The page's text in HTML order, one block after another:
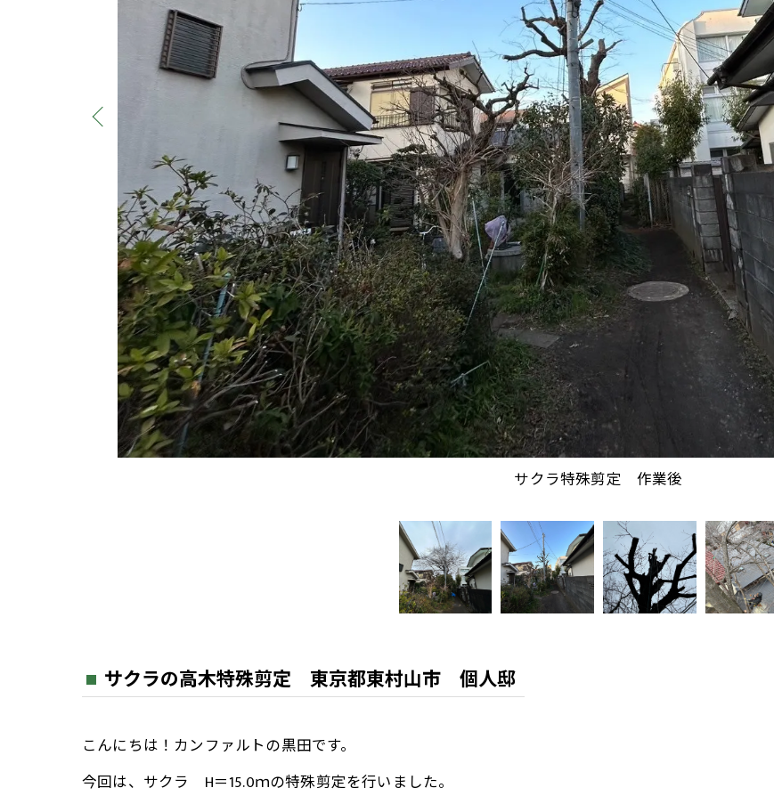
サクラ特殊剪定 作業後
特殊剪定 作業中（地上からの視点）
サクラの高木特殊剪定 東京都東村山市 個人邸
こんにちは！カンファルトの黒田です。
今回は、サクラ H＝15.0ｍの特殊剪定を行いました。